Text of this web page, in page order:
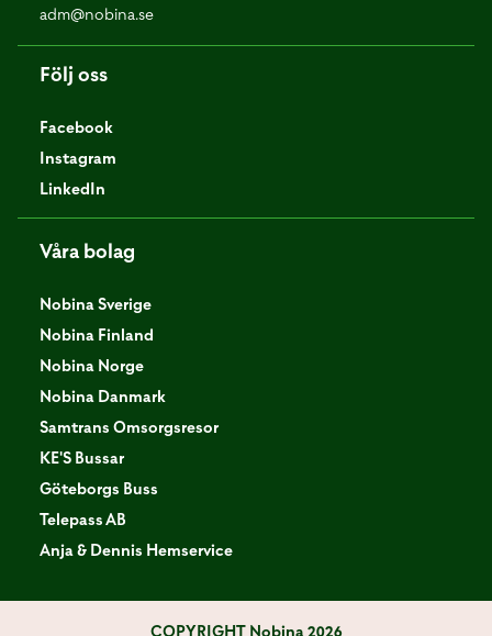
adm@nobina.se
Följ oss
Facebook
Instagram
LinkedIn
Våra bolag
Nobina Sverige
Nobina Finland
Nobina Norge
Nobina Danmark
Samtrans Omsorgsresor
KE'S Bussar
Göteborgs Buss
Telepass AB
Anja & Dennis Hemservice
COPYRIGHTNobina 2026